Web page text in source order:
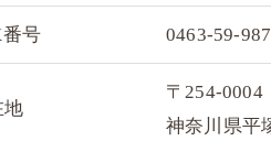
号 0463-59-
地
〒254-0004
神奈川県平